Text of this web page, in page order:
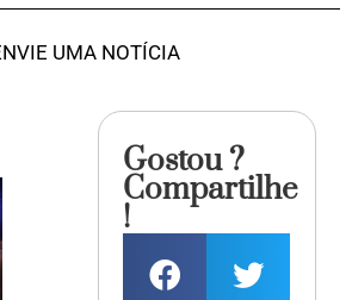
UMA NOTÍCIA
Gostou ?
Compartilhe
!